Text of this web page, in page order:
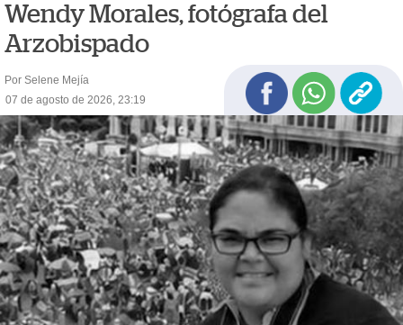
Wendy Morales, fotógrafa del
Arzobispado
Por Selene Mejía
07 de agosto de 2026, 23:19